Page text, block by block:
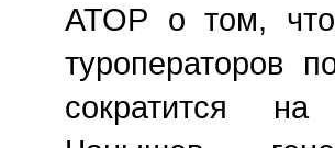
АТОР о том, что
туроператоров
сократится